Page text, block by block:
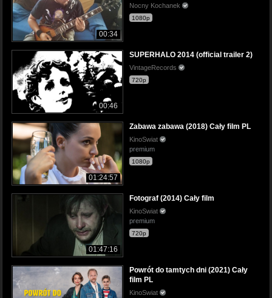
00:34
Nocny Kochanek
1080p
00:46
SUPERHALO 2014 (official trailer 2)
VintageRecords
720p
01:24:57
Zabawa zabawa (2018) Cały film PL
KinoSwiat
premium
1080p
01:47:16
Fotograf (2014) Cały film
KinoSwiat
premium
720p
Powrót do tamtych dni (2021) Cały
film PL
KinoSwiat